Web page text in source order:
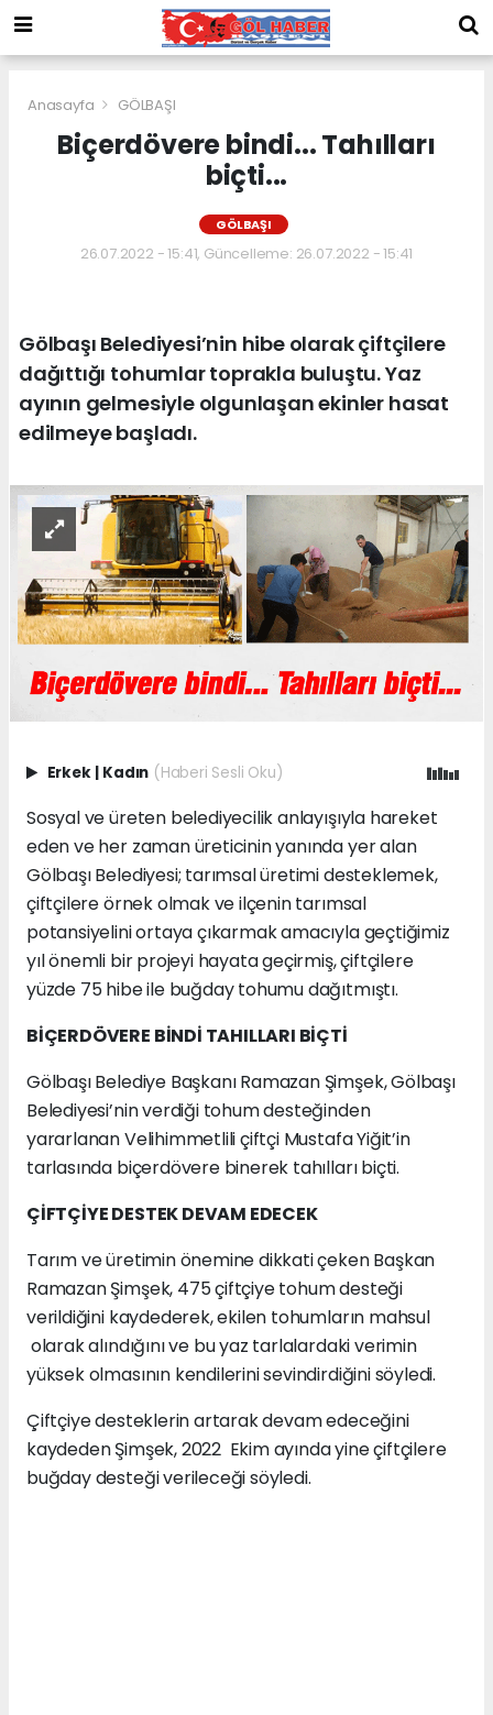
Anasayfa GÖLBAŞI
Biçerdövere bindi... Tahılları
biçti...
GÖLBAŞI
26.07.2022 - 15:41, Güncelleme: 26.07.2022 - 15:41
Gölbaşı Belediyesi’nin hibe olarak çiftçilere
dağıttığı tohumlar toprakla buluştu. Yaz
ayının gelmesiyle olgunlaşan ekinler hasat
edilmeye başladı.
Erkek | Kadın (Haberi Sesli Oku)
Sosyal ve üreten belediyecilik anlayışıyla hareket
eden ve her zaman üreticinin yanında yer alan
Gölbaşı Belediyesi; tarımsal üretimi desteklemek,
çiftçilere örnek olmak ve ilçenin tarımsal
potansiyelini ortaya çıkarmak amacıyla geçtiğimiz
yıl önemli bir projeyi hayata geçirmiş, çiftçilere
yüzde 75 hibe ile buğday tohumu dağıtmıştı.
BİÇERDÖVERE BİNDİ TAHILLARI BİÇTİ
Gölbaşı Belediye Başkanı Ramazan Şimşek, Gölbaşı
Belediyesi’nin verdiği tohum desteğinden
yararlanan Velihimmetlili çiftçi Mustafa Yiğit’in
tarlasında biçerdövere binerek tahılları biçti.
ÇİFTÇİYE DESTEK DEVAM EDECEK
Tarım ve üretimin önemine dikkati çeken Başkan
Ramazan Şimşek, 475 çiftçiye tohum desteği
verildiğini kaydederek, ekilen tohumların mahsul
olarak alındığını ve bu yaz tarlalardaki verimin
yüksek olmasının kendilerini sevindirdiğini söyledi.
Çiftçiye desteklerin artarak devam edeceğini
kaydeden Şimşek, 2022 Ekim ayında yine çiftçilere
buğday desteği verileceği söyledi.